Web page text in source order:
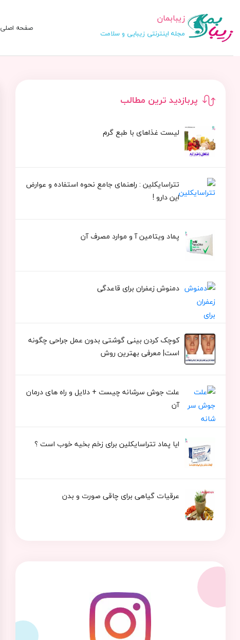
زیبابمان
مجله اینترنتی زیبایی و سلامت صفحه اصلی
پربازدید ترین مطالب
لیست غذاهای با طبع گرم
تتراسایکلین : راهنمای جامع نحوه استفاده و عوارض
این دارو !
پماد ویتامین آ و موارد مصرف آن
دمنوش زعفران برای قاعدگی
کوچک کردن بینی گوشتی بدون عمل جراحی چگونه
است| معرفی بهترین روش
علت جوش سرشانه چیست + دلایل و راه های درمان
آن
ایا پماد تتراسایکلین برای زخم بخیه خوب است ؟
عرقیات گیاهی برای چاقی صورت و بدن